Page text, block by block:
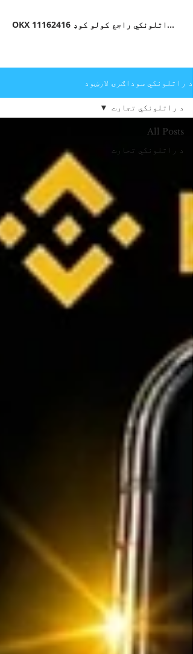
OKX د راتلونکي راجع کولو کوډ 11162416
د راتلونکي سوداګرۍ لارښود
All Posts
د راتلونکي تجارت
د راتلونکي تجارت